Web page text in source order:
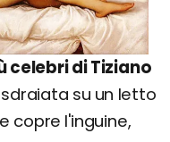
celebri di Tiziano
su un letto
copre l'inguine,